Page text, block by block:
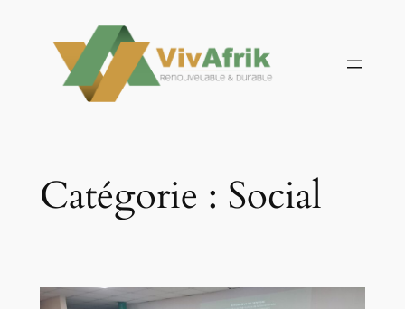
contenu
Catégorie : Social